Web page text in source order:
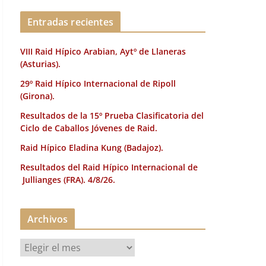
Entradas recientes
VIII Raid Hípico Arabian, Aytº de Llaneras
(Asturias).
29º Raid Hípico Internacional de Ripoll
(Girona).
Resultados de la 15º Prueba Clasificatoria del
Ciclo de Caballos Jóvenes de Raid.
Raid Hípico Eladina Kung (Badajoz).
Resultados del Raid Hípico Internacional de
Jullianges (FRA). 4/8/26.
Archivos
r